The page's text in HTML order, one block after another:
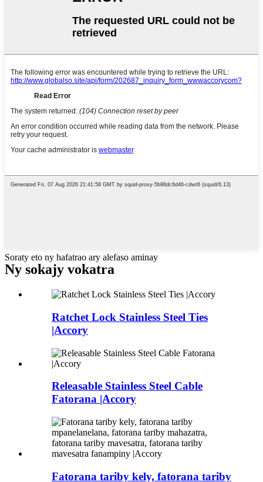
Soraty eto ny hafatrao ary alefaso aminay
Ny sokajy vokatra
Ratchet Lock Stainless Steel Ties
|Accory
Releasable Stainless Steel Cable
Fatorana |Accory
Fatorana tariby kely, fatorana tariby